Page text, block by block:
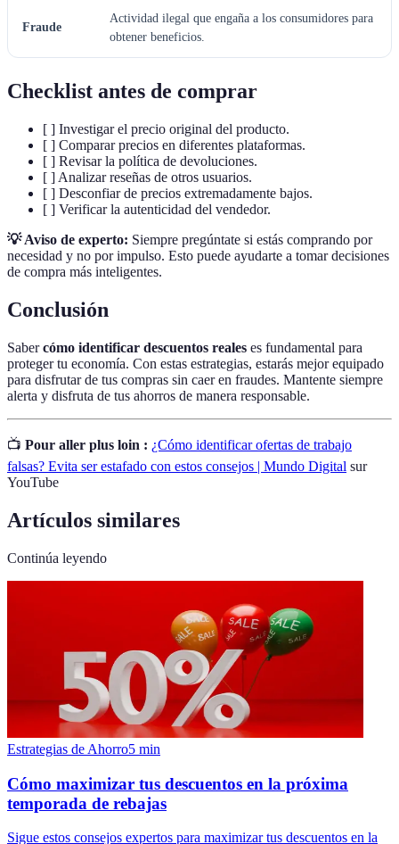
Fraude
Actividad ilegal que engaña a los consumidores para
obtener beneficios.
Checklist antes de comprar
[ ] Investigar el precio original del producto.
[ ] Comparar precios en diferentes plataformas.
[ ] Revisar la política de devoluciones.
[ ] Analizar reseñas de otros usuarios.
[ ] Desconfiar de precios extremadamente bajos.
[ ] Verificar la autenticidad del vendedor.
💡 Aviso de experto: Siempre pregúntate si estás comprando por
necesidad y no por impulso. Esto puede ayudarte a tomar decisiones
de compra más inteligentes.
Conclusión
Sabercómo identificar descuentos reales es fundamental para
proteger tu economía. Con estas estrategias, estarás mejor equipado
para disfrutar de tus compras sin caer en fraudes. Mantente siempre
alerta y disfruta de tus ahorros de manera responsable.
📺 Pour aller plus loin : ¿Cómo identificar ofertas de trabajo
falsas? Evita ser estafado con estos consejos | Mundo Digital sur
YouTube
Artículos similares
Continúa leyendo
Estrategias de Ahorro5 min
Cómo maximizar tus descuentos en la próxima
temporada de rebajas
Sigue estos consejos expertos para maximizar tus descuentos en la